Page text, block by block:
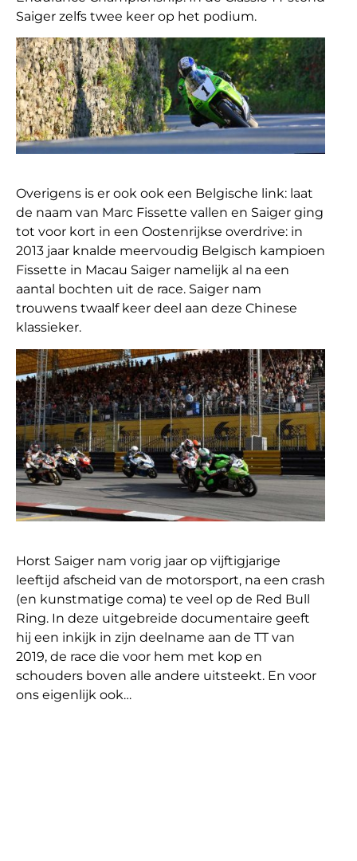
Saiger zelfs twee keer op het podium.
Overigens is er ook ook een Belgische link: laat
de naam van Marc Fissette vallen en Saiger ging
tot voor kort in een Oostenrijkse overdrive: in
2013 jaar knalde meervoudig Belgisch kampioen
Fissette in Macau Saiger namelijk al na een
aantal bochten uit de race. Saiger nam
trouwens twaalf keer deel aan deze Chinese
klassieker.
Horst Saiger nam vorig jaar op vijftigjarige
leeftijd afscheid van de motorsport, na een crash
(en kunstmatige coma) te veel op de Red Bull
Ring. In deze uitgebreide documentaire geeft
hij een inkijk in zijn deelname aan de TT van
2019, de race die voor hem met kop en
schouders boven alle andere uitsteekt. En voor
ons eigenlijk ook…